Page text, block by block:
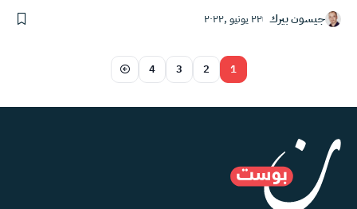
جيسون بيرك ٢٢ يونيو ,٢٠٢٢
1
2
3
4